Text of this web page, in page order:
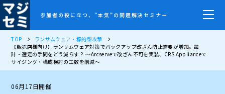
参加者の役に立つ、”本気”の問題解決セミナー
TOP
ランサムウェア・標的型攻撃
【販売店様向け】ランサムウェア対策でバックアップ改ざん防止需要が増加。設
計・選定の手間をどう減らす？ ～Arcserveで改ざん不可を実装、CRS Applianceで
サイジング・構成検討の工数を削減～
06月17日開催